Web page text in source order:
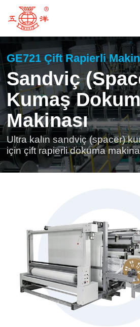
GE721 Çift Rapierli
Sandviç
Kumaş
Makinası
Ultra kalın sandviç (spacer)
için çift rapierli dokuma